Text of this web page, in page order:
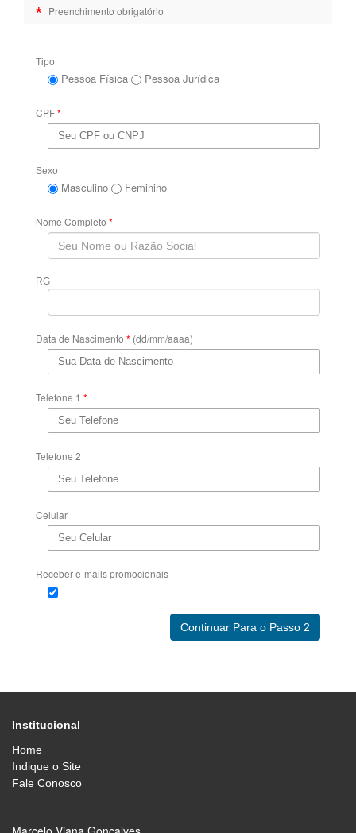
* Preenchimento obrigatório
Tipo
Pessoa Física Pessoa Jurídica
CPF*
Sexo
Masculino Feminino
Nome Completo *
RG
Data de Nascimento * (dd/mm/aaaa)
Telefone 1 *
Telefone 2
Celular
Receber e-mails promocionais
Institucional
Home
Indique o Site
Fale Conosco